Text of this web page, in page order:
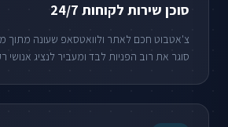
סוכן שירות לקוחות 24/7
צ'אטבוט חכם לאתר ולוואטסאפ שעונה מתוך
סוגר את רוב הפניות לבד ומעביר לנציג